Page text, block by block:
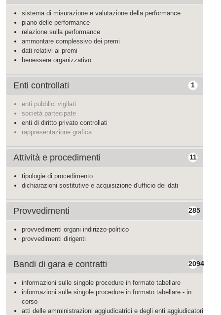
sistema di misurazione e valutazione della performance
piano delle performance
relazione sulla performance
ammontare complessivo dei premi
dati relativi ai premi
benessere organizzativo
1
Enti controllati
enti pubblici vigilati
società partecipate
enti di diritto privato controllati
rappresentazione grafica
11
Attività e procedimenti
tipologie di procedimento
dichiarazioni sostitutive e acquisizione d'ufficio dei dati
285
Provvedimenti
provvedimenti organi indirizzo-politico
provvedimenti dirigenti
2094
Bandi di gara e contratti
informazioni sulle singole procedure in formato tabellare
informazioni sulle singole procedure in formato tabellare - in
corso
atti delle amministrazioni aggiudicatrici e degli enti aggiudicatori